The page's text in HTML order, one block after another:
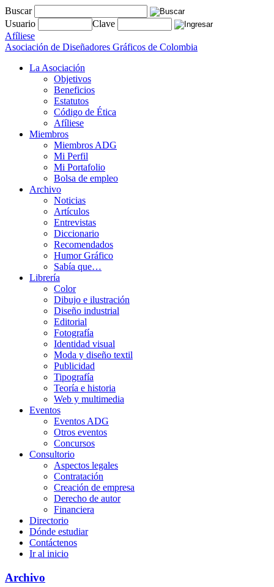
Buscar
Usuario
Clave
Afíliese
Asociación de Diseñadores Gráficos de Colombia
La Asociación
Objetivos
Beneficios
Estatutos
Código de Ética
Afíliese
Miembros
Miembros ADG
Mi Perfil
Mi Portafolio
Bolsa de empleo
Archivo
Noticias
Artículos
Entrevistas
Diccionario
Recomendados
Humor Gráfico
Sabía que…
Librería
Color
Dibujo e ilustración
Diseño industrial
Editorial
Fotografía
Identidad visual
Moda y diseño textil
Publicidad
Tipografía
Teoría e historia
Web y multimedia
Eventos
Eventos ADG
Otros eventos
Concursos
Consultorio
Aspectos legales
Contratación
Creación de empresa
Derecho de autor
Financiera
Directorio
Dónde estudiar
Contáctenos
Ir al inicio
Archivo